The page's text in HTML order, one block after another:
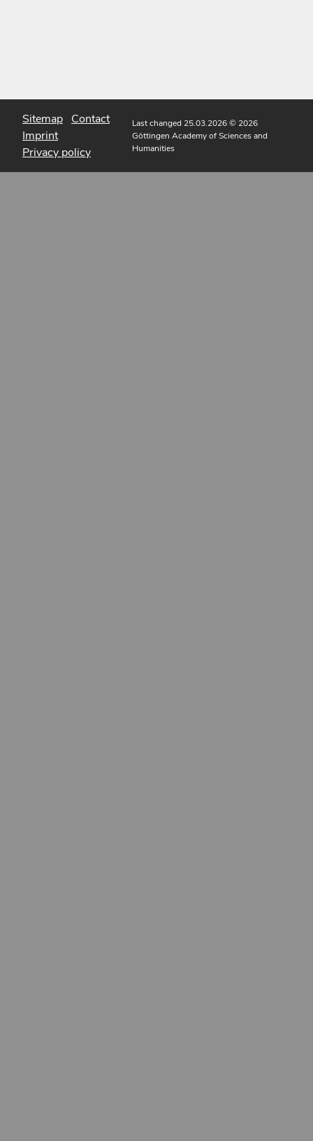
Sitemap Contact
Imprint
Privacy policy
Last changed 25.03.2026© 2026
Göttingen Academy of Sciences and
Humanities